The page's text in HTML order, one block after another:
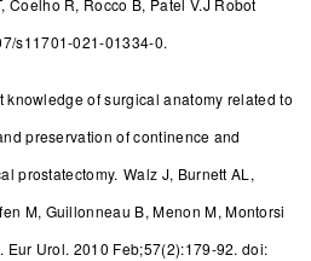
Coelho R, Rocco B, Patel V.J Robot
s11701-021-01334-0.
of surgical anatomy related to
preservation of continence and
prostatectomy. Walz J, Burnett AL,
M, Guillonneau B, Menon M, Montorsi
Eur Urol. 2010 Feb;57(2):179-92. doi: